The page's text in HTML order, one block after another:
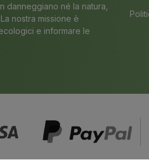
danneggiano né la natura,
nostra missione è
e informare le